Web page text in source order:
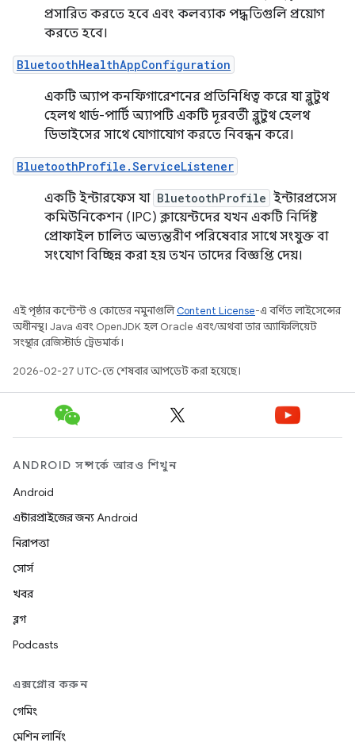
প্রসারিত করতে হবে এবং কলব্যাক পদ্ধতিগুলি প্রয়োগ
করতে হবে।
BluetoothHealthAppConfiguration
একটি অ্যাপ কনফিগারেশনের প্রতিনিধিত্ব করে যা ব্লুটুথ
হেলথ থার্ড-পার্টি অ্যাপটি একটি দূরবর্তী ব্লুটুথ হেলথ
ডিভাইসের সাথে যোগাযোগ করতে নিবন্ধন করে।
BluetoothProfile.ServiceListener
একটি ইন্টারফেস যা BluetoothProfile ইন্টারপ্রসেস
কমিউনিকেশন (IPC) ক্লায়েন্টদের যখন একটি নির্দিষ্ট
প্রোফাইল চালিত অভ্যন্তরীণ পরিষেবার সাথে সংযুক্ত বা
সংযোগ বিচ্ছিন্ন করা হয় তখন তাদের বিজ্ঞপ্তি দেয়।
এই পৃষ্ঠার কন্টেন্ট ও কোডের নমুনাগুলিContent License-এ বর্ণিত লাইসেন্সের
অধীনস্থ। Java এবং OpenJDK হল Oracle এবং/অথবা তার অ্যাফিলিয়েট
সংস্থার রেজিস্টার্ড ট্রেডমার্ক।
2026-02-27 UTC-তে শেষবার আপডেট করা হয়েছে।
ANDROID সম্পর্কে আরও শিখুন
Android
এন্টারপ্রাইজের জন্য Android
নিরাপত্তা
সোর্স
খবর
ব্লগ
Podcasts
এক্সপ্লোর করুন
গেমিং
মেশিন লার্নিং